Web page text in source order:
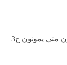
الكافي ج 1 كتاب الحجة باب أن الأئمة بعلمون متى يموتون ح3